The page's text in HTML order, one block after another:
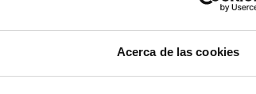
Acerca de las cookies
COMPLETAR A SUA
Protetor de
para iPhone